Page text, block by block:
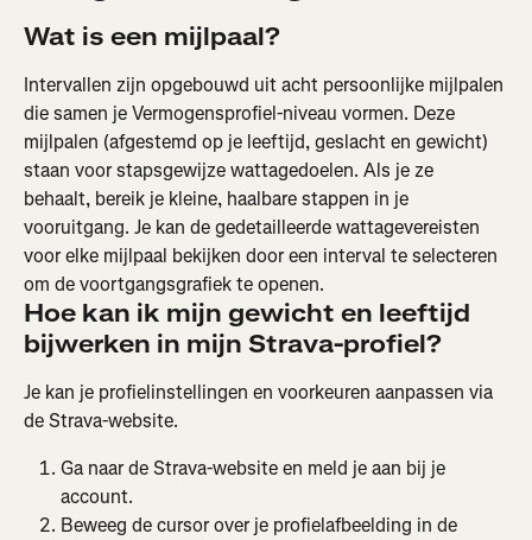
Wat is een mijlpaal?
Intervallen zijn opgebouwd uit acht persoonlijke mijlpalen
die samen je Vermogensprofiel-niveau vormen. Deze
mijlpalen (afgestemd op je leeftijd, geslacht en gewicht)
staan voor stapsgewijze wattagedoelen. Als je ze
behaalt, bereik je kleine, haalbare stappen in je
vooruitgang. Je kan de gedetailleerde wattagevereisten
voor elke mijlpaal bekijken door een interval te selecteren
om de voortgangsgrafiek te openen.
Hoe kan ik mijn gewicht en leeftijd
bijwerken in mijn Strava-profiel?
Je kan je profielinstellingen en voorkeuren aanpassen via
de Strava-website.
Ga naar de Strava-website en meld je aan bij je
account.
Beweeg de cursor over je profielafbeelding in de